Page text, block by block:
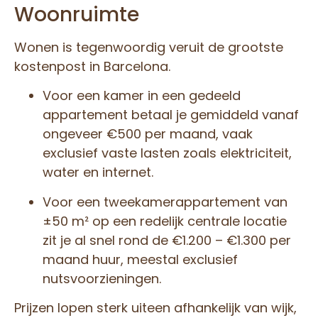
Woonruimte
Wonen is tegenwoordig veruit de grootste
kostenpost in Barcelona.
Voor een kamer in een gedeeld
appartement betaal je gemiddeld vanaf
ongeveer €500 per maand, vaak
exclusief vaste lasten zoals elektriciteit,
water en internet.
Voor een tweekamerappartement van
±50 m² op een redelijk centrale locatie
zit je al snel rond de €1.200 – €1.300 per
maand huur, meestal exclusief
nutsvoorzieningen.
Prijzen lopen sterk uiteen afhankelijk van wijk,